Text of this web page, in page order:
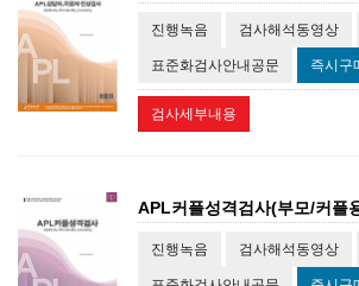
진행녹음 검사해석동영상
표준화검사안내공문 즉시구
검사세부내용
APL커플성격검사(부모/커플
진행녹음 검사해석동영상